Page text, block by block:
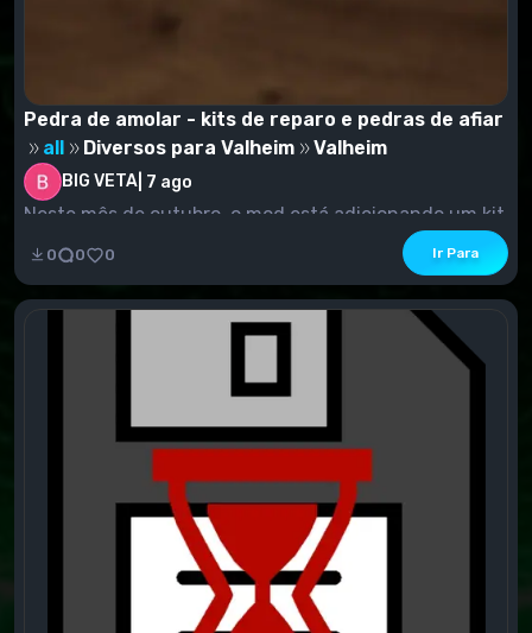
Pedra de amolar - kits de reparo e pedras de afiar
all
Diversos para Valheim Valheim
BIG VETA 7 ago
Neste mês de outubro, o mod está adicionando um kit
para reparar suprimentos para reparar armas e fe...
0 0 0 Ir Para